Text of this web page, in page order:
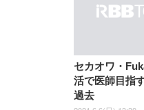
上げ式アームレスト
ト 約105度ロッキン
椅子 360度回転 座面
ナイロン樹脂ベース
￥5,699
EV3240X-WT | 31.5
UHD・USB Type-C
ト
￥105,595
捨て 無香料 ホワイ
￥3,373
セカオワ・
活で医師目指
過去